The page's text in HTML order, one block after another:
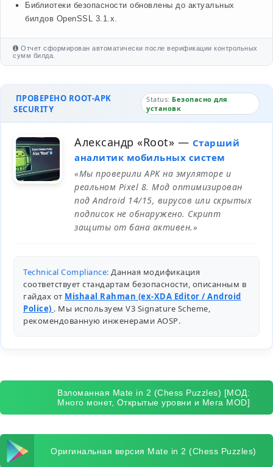
Библиотеки безопасности обновлены до актуальных
билдов OpenSSL 3.1.x.
Отчет сформирован автоматически после верификации контрольных
сумм билда.
ПРОВЕРЕНО ROOT-APK
SECURITY
Status: Безопасно для
установк
Александр «Root» — Старший
аналитик мобильных систем
«Мы проверили APK на эмуляторе и
реальном Pixel 8. Мод оптимизирован
под Android 14/15, вирусов или скрытых
подписок не обнаружено. Скрипт
защиты от бана активен.»
Technical Compliance: Данная модификация
соответствует стандартам безопасности, описанным в
гайдах от Mishaal Rahman (ex-XDA Editor / Android
Police) . Мы используем V3 Signature Scheme,
рекомендованную инженерами AOSP.
Взломанная Mate in 2 (Chess Puzzles) [МОД:
Много монет, Открытые уровни и Мега MOD]
Оригинальная версия Mate in 2 (Chess Puzzles)